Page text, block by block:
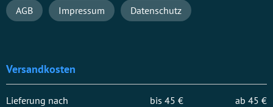
AGB Impressum Datenschutz
Versandkosten
Lieferung nach
bis 45 €
ab 45 €